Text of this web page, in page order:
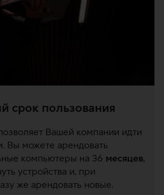
срок пользования
Вашей компании идти
Вы можете арендовать
компьютеры на 36 месяцев,
устройства и, при
же арендовать новые.